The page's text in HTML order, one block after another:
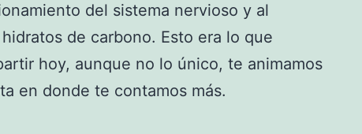
del sistema nervioso y al
de carbono. Esto era lo que
hoy, aunque no lo único, te animamos
en donde te contamos más.